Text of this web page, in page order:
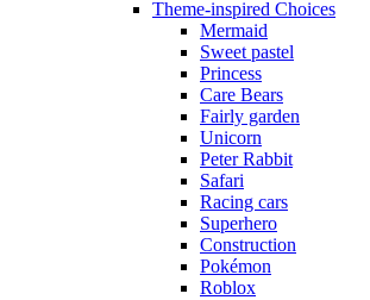
Theme-inspired Choices
Mermaid
Sweet pastel
Princess
Care Bears
Fairly garden
Unicorn
Peter Rabbit
Safari
Racing cars
Superhero
Construction
Pokémon
Roblox